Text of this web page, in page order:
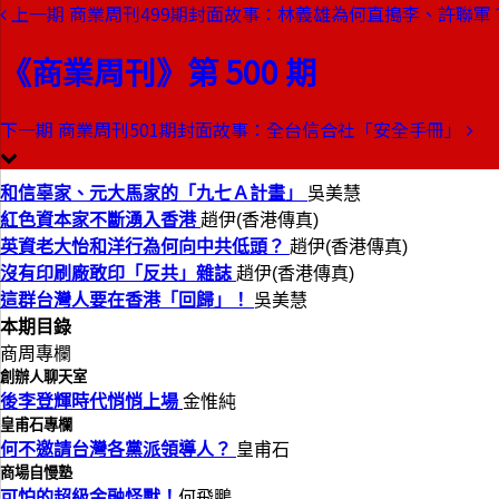
上一期 商業周刊499期封面故事：林義雄為何直搗李、許聯軍
《商業周刊》第 500 期
下一期 商業周刊501期封面故事：全台信合社「安全手冊」
本期目錄
和信辜家、元大馬家的「九七A
和信辜家、元大馬家的「九七Ａ計畫」 吳美慧
紅色資本家不斷湧入香港趙伊(香港傳真)
英資老大怡和洋行為何向中共低頭？ 趙伊(香港傳真)
沒有印刷廠敢印「反共」雜誌 趙伊(香港傳真)
這群台灣人要在香港「回歸」！ 吳美慧
本期目錄
商周專欄
創辦人聊天室
後李登輝時代悄悄上場 金惟純
皇甫石專欄
何不邀請台灣各黨派領導人？ 皇甫石
商場自慢塾